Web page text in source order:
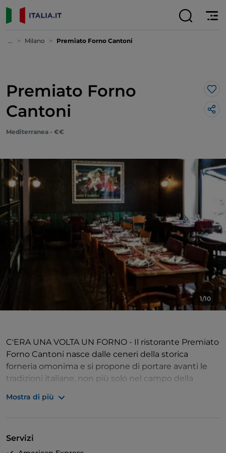
... Milano Premiato Forno Cantoni
Premiato Forno
Cantoni
Mediterranea - €€
1/10
C'ERA UNA VOLTA UN FORNO - Il ristorante Premiato
Forno Cantoni nasce dalle ceneri della storica
forneria omonima e si propone di portare avanti le
tradizioni italiane, non più solo nel campo della
ristorazione.
riporta indietro nel tempo, a un secolo fa, quando il
Mostra di più
Servizi